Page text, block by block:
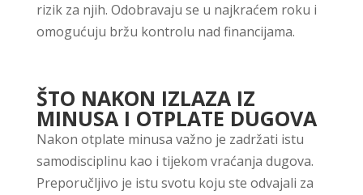
rizik za njih. Odobravaju se u najkraćem roku i
omogućuju bržu kontrolu nad financijama.
ŠTO NAKON IZLAZA IZ
MINUSA I OTPLATE DUGOVA
Nakon otplate minusa važno je zadržati istu
samodisciplinu kao i tijekom vraćanja dugova.
Preporučljivo je istu svotu koju ste odvajali za